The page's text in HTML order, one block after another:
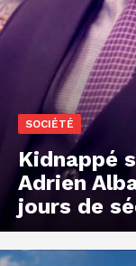
SOCIÉTÉ
Kidnappé
Adrien
jours de